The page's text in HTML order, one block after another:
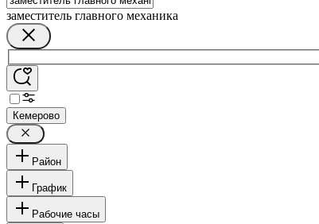
заместитель главного механика
Кемерово
Район
График
Рабочие часы